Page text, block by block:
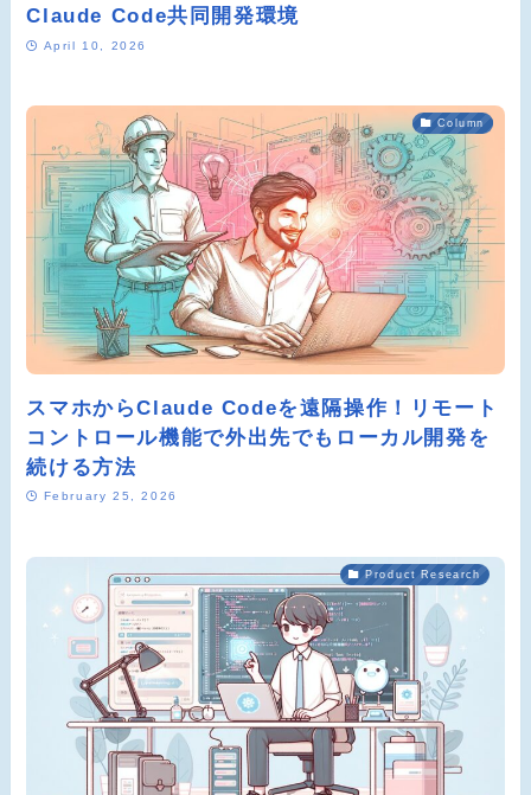
Claude Code共同開発環境
April 10, 2026
Column
スマホからClaude Codeを遠隔操作！リモート
コントロール機能で外出先でもローカル開発を
続ける方法
February 25, 2026
Product Research